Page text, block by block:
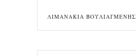
ΛΙΜΑΝΑΚΙΑ ΒΟΥΛΙΑΓΜΕΝΗΣ